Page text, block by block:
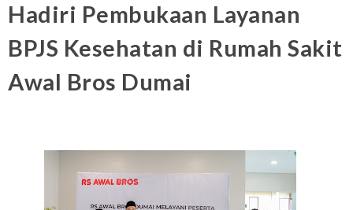
Hadiri Pembukaan Layanan
BPJS Kesehatan di Rumah Sakit
Awal Bros Dumai